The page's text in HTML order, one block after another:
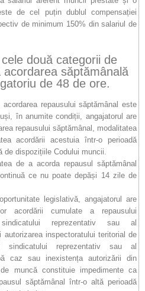
de cel puțin dublul compensației
de minimum 150% din salariul de
două categorii de
săptămânală
de 48 de ore.
repausului săptămânal este
în anumite condiții, angajatorul are
repausului săptămânal, modalitatea
acordării acestuia într-o perioadă
de dispozițiile Codului muncii.
de a acorda repausul săptămânal
ce nu poate depăși 14 zile de
legislativă, angajatorul are
acordării cumulate a repausului
reprezentativ sau al
inspectoratului teritorial de
sindicatului reprezentativ sau al
caz sau inexistența autorizării din
muncă constituie impedimente ca
săptămânal într-o altă perioadă